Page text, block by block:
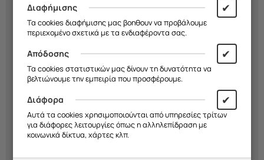
δημιούργησε μια
που
εκφράζει το στιλ σου. Εσύαποφασίζεις
εμείς τηνκατασκευάζουμε!
Ξεκίνα Τώρα!
Διαφήμισης ✔
Τα cookies διαφήμισης μας βοηθουν να προβάλουμε
περιεχομένο σχετικά με τα ενδιαφέροντα σας.
Απόδοσης ✔
Τα cookies στατιστικών μας δίνουν τη δυνατότητα να
βελτιώνουμε την εμπειρία που προσφέρουμε.
Διάφορα ✔
Αυτά τα cookies χρησιμοποιούνται από υπηρεσίες τρίτων
για διάφορες λειτουργίες όπως η αλληλεπίδραση με
κοινωνικά δίκτυα, χάρτες κλπ.